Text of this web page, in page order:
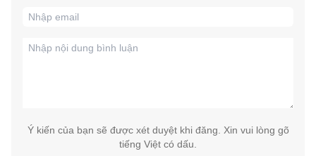
Ý kiến của bạn sẽ được xét duyệt khi đăng. Xin vui lòng gõ
tiếng Việt có dấu.